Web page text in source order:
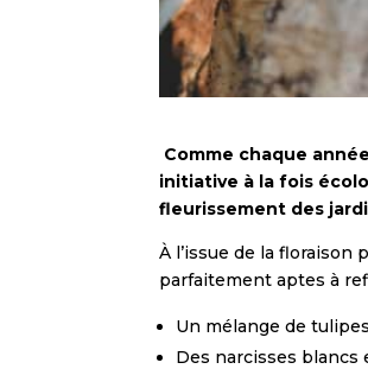
Comme chaque
initiative à la fois
fleurissement des
À l’issue de la
parfaitement aptes à
Un mélange de
Des narcisses blancs